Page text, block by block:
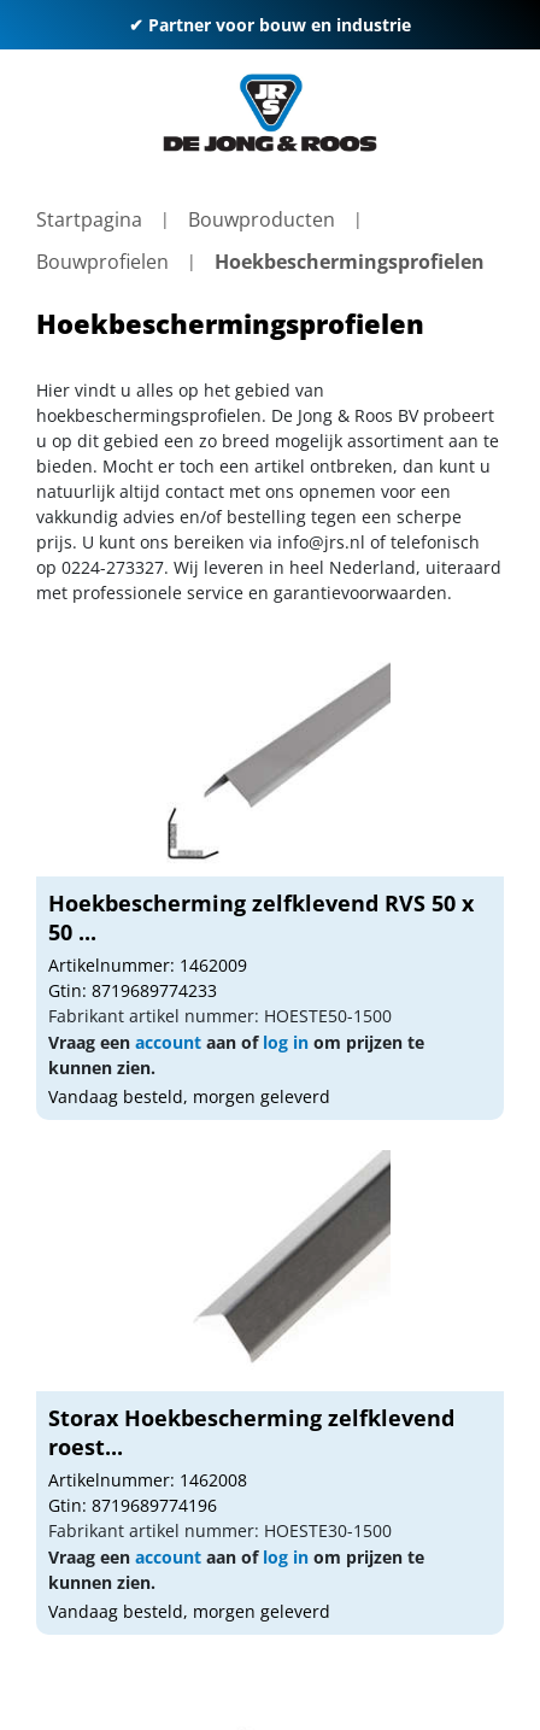
✔ Partner voor bouw en industrie
Startpagina
Bouwproducten
Bouwprofielen
Hoekbeschermingsprofielen
Hoekbeschermingsprofielen
Hier vindt u alles op het gebied van
hoekbeschermingsprofielen. De Jong & Roos BV probeert
u op dit gebied een zo breed mogelijk assortiment aan te
bieden. Mocht er toch een artikel ontbreken, dan kunt u
natuurlijk altijd contact met ons opnemen voor een
vakkundig advies en/of bestelling tegen een scherpe
prijs. U kunt ons bereiken via info@jrs.nl of telefonisch
op 0224-273327. Wij leveren in heel Nederland, uiteraard
met professionele service en garantievoorwaarden.
Hoekbescherming zelfklevend RVS 50 x
50 ...
Artikelnummer: 1462009
Gtin: 8719689774233
Fabrikant artikel nummer: HOESTE50-1500
Vraag een account aan of log in om prijzen te
kunnen zien.
Vandaag besteld, morgen geleverd
Storax Hoekbescherming zelfklevend
roest...
Artikelnummer: 1462008
Gtin: 8719689774196
Fabrikant artikel nummer: HOESTE30-1500
Vraag een account aan of log in om prijzen te
kunnen zien.
Vandaag besteld, morgen geleverd